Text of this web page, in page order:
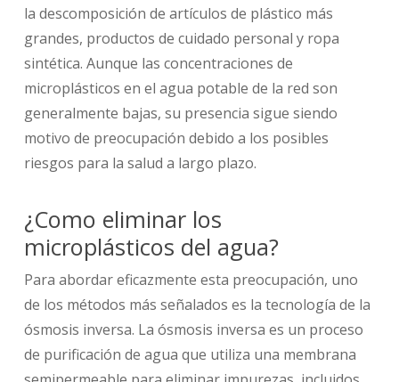
la descomposición de artículos de plástico más
grandes, productos de cuidado personal y ropa
sintética. Aunque las concentraciones de
microplásticos en el agua potable de la red son
generalmente bajas, su presencia sigue siendo
motivo de preocupación debido a los posibles
riesgos para la salud a largo plazo.
¿Como eliminar los
microplásticos del agua?
Para abordar eficazmente esta preocupación, uno
de los métodos más señalados es la tecnología de la
ósmosis inversa. La ósmosis inversa es un proceso
de purificación de agua que utiliza una membrana